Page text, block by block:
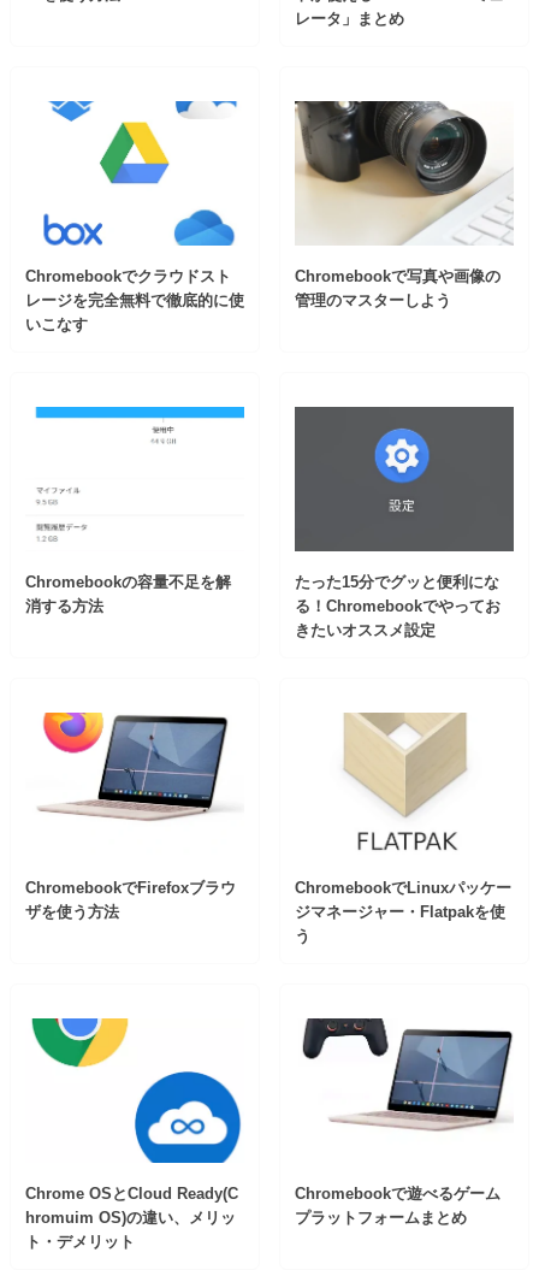
レータ」まとめ
Chromebookでクラウドスト
レージを完全無料で徹底的に使
いこなす
Chromebookで写真や画像の
管理のマスターしよう
Chromebookの容量不足を解
消する方法
たった15分でグッと便利にな
る！Chromebookでやってお
きたいオススメ設定
ChromebookでFirefoxブラウ
ザを使う方法
ChromebookでLinuxパッケー
ジマネージャー・Flatpakを使
う
Chrome OSとCloud Ready(C
hromuim OS)の違い、メリッ
ト・デメリット
Chromebookで遊べるゲーム
プラットフォームまとめ